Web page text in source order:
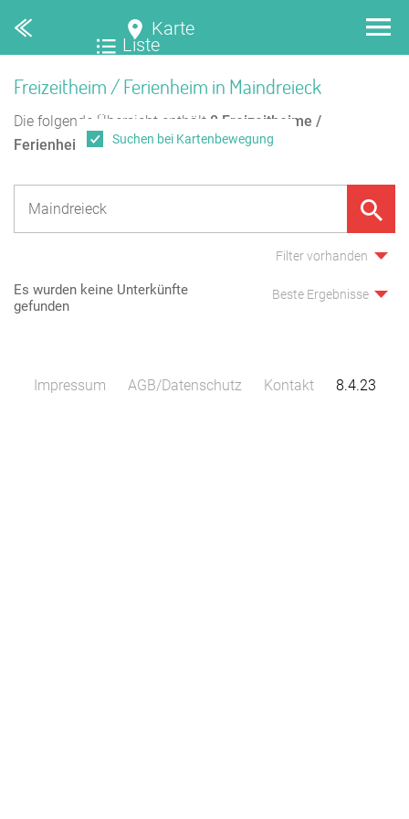
Karte
Liste
Freizeitheim / Ferienheim in Maindreieck
Die folgende Übersicht enthält 0 Freizeitheime /
Ferienheimein Maindreieck.
Filter vorhanden
Es wurden keine Unterkünfte
gefunden
Beste Ergebnisse
Suchen bei Kartenbewegung
Impressum AGB/Datenschutz Kontakt 8.4.23